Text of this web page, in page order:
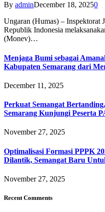
By adminDecember 18, 20250
Ungaran (Humas) – Inspektorat
Republik Indonesia
(Monev)…
Menjaga Bumi sebagai
Kabupaten Semarang dari
December 11, 2025
Perkuat Semangat
Semarang Kunjungi Peserta
November 27, 2025
Optimalisasi Formasi PPPK
Dilantik, Semangat Baru
November 27, 2025
Recent Comments